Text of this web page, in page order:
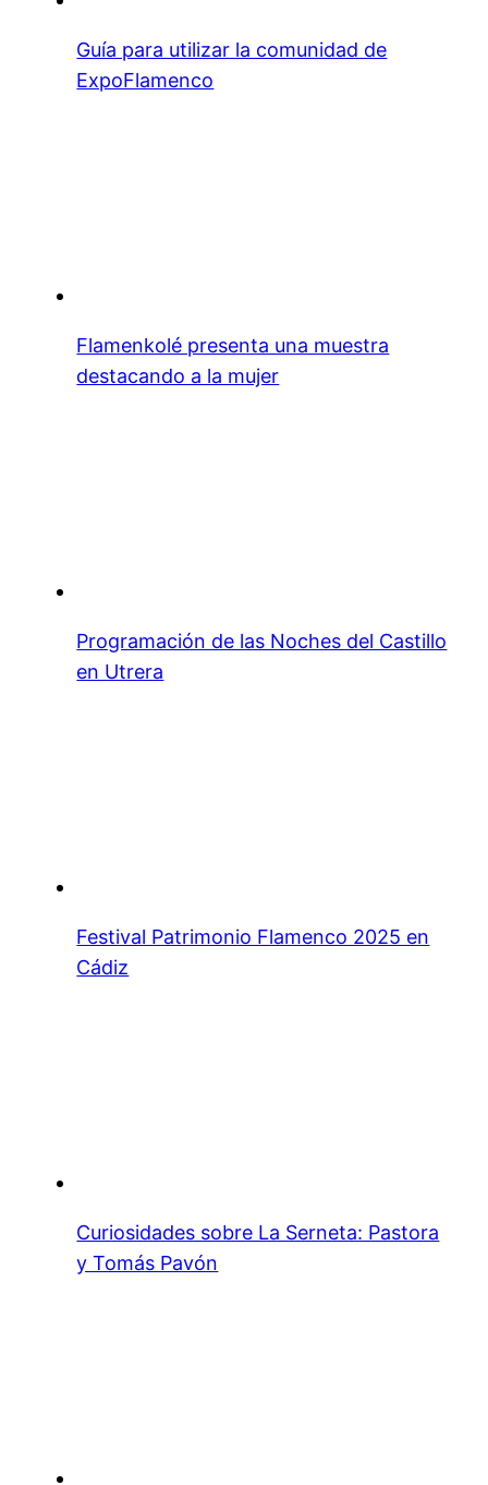
Guía para utilizar la comunidad de
ExpoFlamenco
Flamenkolé presenta una muestra
destacando a la mujer
Programación de las Noches del Castillo
en Utrera
Festival Patrimonio Flamenco 2025 en
Cádiz
Curiosidades sobre La Serneta: Pastora
y Tomás Pavón